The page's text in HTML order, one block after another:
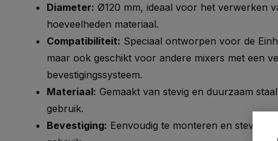
Diameter: Ø120 mm, ideaal voor het verwerken
hoeveelheden materiaal.
Compatibiliteit: Speciaal ontworpen voor de
maar ook geschikt voor andere mixers met een
bevestigingssysteem.
Materiaal: Gemaakt van stevig en duurzaam
gebruik.
Bevestiging: Eenvoudig te monteren en stevig